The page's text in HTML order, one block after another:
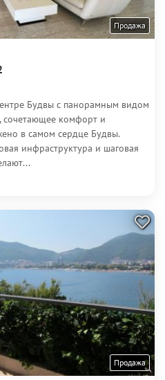
Продажа
Будвы с панорамным видом
сочетающее комфорт и
в самом сердце Будвы.
инфраструктура и шаговая
Продажа